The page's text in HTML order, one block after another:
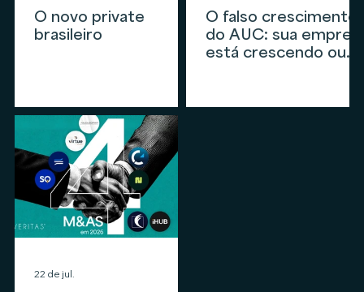
O novo private
brasileiro
O falso crescimento
do AUC: sua
está crescendo ou
mercado?
22 de jul.